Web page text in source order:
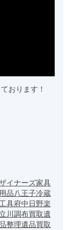
おります！
イナーズ家具
品八王子冷蔵
具府中 日野楽
立川調布買取遺
整理遺品買取